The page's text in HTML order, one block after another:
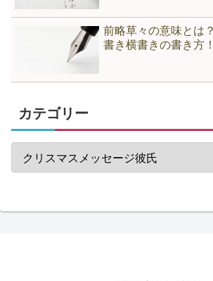
前略草々の意味とは
書き横書きの書き方！
カテゴリー